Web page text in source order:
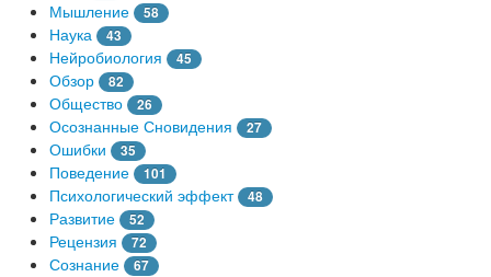
Мышление 58
Наука 43
Нейробиология 45
Обзор 82
Общество 26
Осознанные Сновидения 27
Ошибки 35
Поведение 101
Психологический эффект 48
Развитие 52
Рецензия 72
Сознание 67